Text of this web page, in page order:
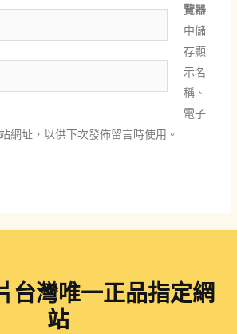
覽器
中儲
存顯
示名
稱、
電子
網址，以供下次發佈留言時使用。
台灣唯一正品指定網
站